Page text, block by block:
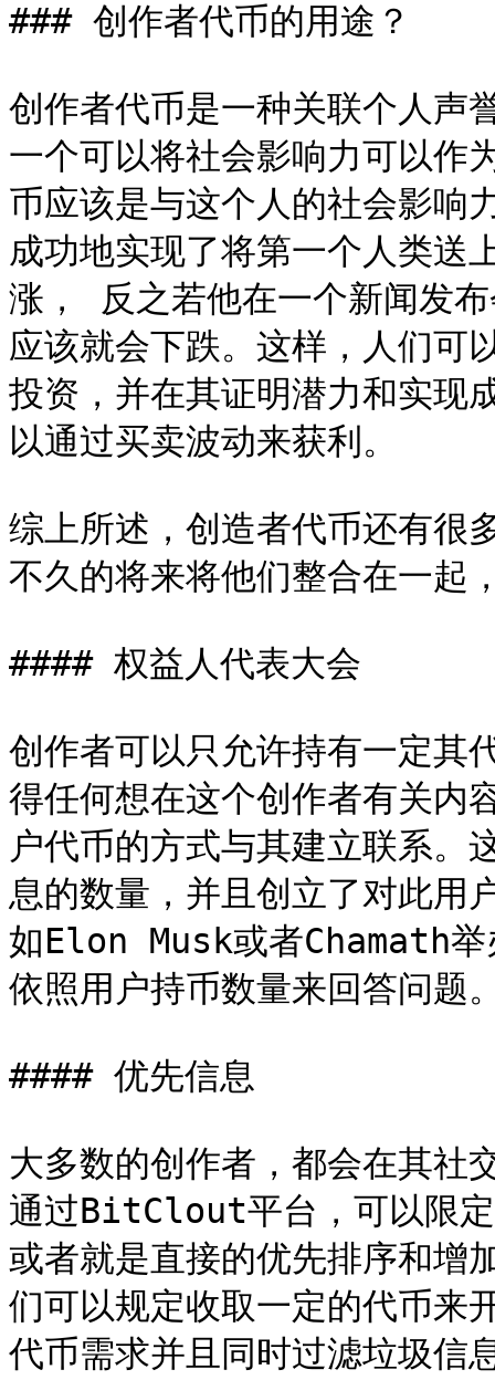
### 创作者代币的用途？
创作者代币是一种关联个人声
一个可以将社会影响力可以作
币应该是与这个人的社会影
成功地实现了将第一个人类送
涨， 反之若他在一个新闻发
应该就会下跌。这样，人们可
投资，并在其证明潜力和实现
以通过买卖波动来获利。
综上所述，创造者代币还有很
不久的将来将他们整合在一起
#### 权益人代表大会
创作者可以只允许持有一定其
得任何想在这个创作者有关内
户代币的方式与其建立联系。
息的数量，并且创立了对此用
如Elon Musk或者Chamath举
依照用户持币数量来回答问题
#### 优先信息
大多数的创作者，都会在其社
通过BitClout平台，可以限定
或者就是直接的优先排序和增
们可以规定收取一定的代币来
代币需求并且同时过滤垃圾信